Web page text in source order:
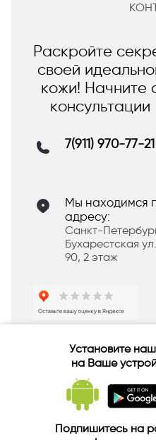
Установите
на Ваше
Подпишитесь на
Раскройте
своей
кожи! Начните
консультации
7(911) 970-77-21
Мы находимся
адресу:
Санкт-
Бухарестская
90, 2 этаж
Оставьте отзыв в Яндекс
получитеПОДАРОК
в следующем заказе
© 2016-2026,
Этот сайт использует
просматривать его, вы